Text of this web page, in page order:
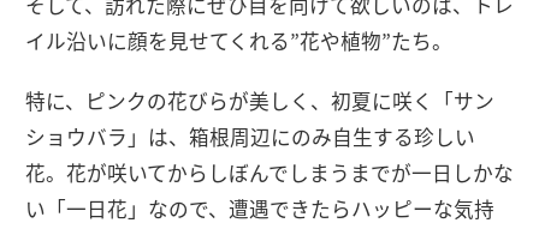
イル沿いに顔を見せてくれる”花や植物”たち。
特に、ピンクの花びらが美しく、初夏に咲く「サン
ショウバラ」は、箱根周辺にのみ自生する珍しい
花。花が咲いてからしぼんでしまうまでが一日しかな
い「一日花」なので、遭遇できたらハッピーな気持